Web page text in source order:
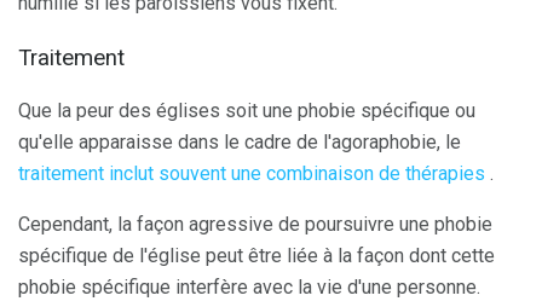
Traitement
Que la peur des églises soit une phobie spécifique ou
qu'elle apparaisse dans le cadre de l'agoraphobie, le
traitement inclut souvent une combinaison de thérapies .
Cependant, la façon agressive de poursuivre une phobie
spécifique de l'église peut être liée à la façon dont cette
phobie spécifique interfère avec la vie d'une personne.